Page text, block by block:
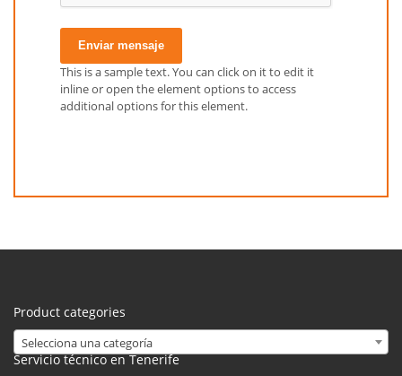
Enviar mensaje
This is a sample text. You can click on it to edit it
inline or open the element options to access
additional options for this element.
Product categories
Selecciona una categoría
Servicio técnico en Tenerife